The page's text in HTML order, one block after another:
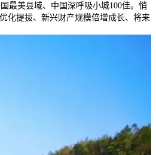
最美县域、中国深呼吸小城100佳。悄
化提拔、新兴财产规模倍增成长、将来